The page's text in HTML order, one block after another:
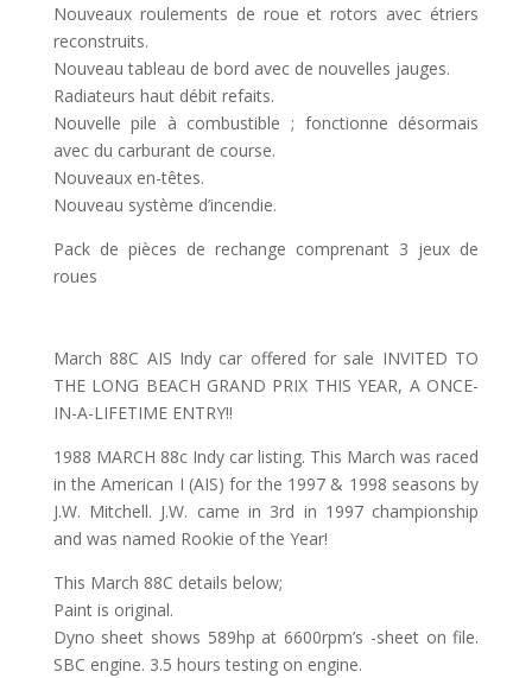
Nouveaux roulements de roue et rotors avec étriers
reconstruits.
Nouveau tableau de bord avec de nouvelles jauges.
Radiateurs haut débit refaits.
Nouvelle pile à combustible ; fonctionne désormais
avec du carburant de course.
Nouveaux en-têtes.
Nouveau système d’incendie.
Pack de pièces de rechange comprenant 3 jeux de
roues
March 88C AIS Indy car offered for sale INVITED TO
THE LONG BEACH GRAND PRIX THIS YEAR, A ONCE-
IN-A-LIFETIME ENTRY!!
1988 MARCH 88c Indy car listing. This March was raced
in the American I (AIS) for the 1997 & 1998 seasons by
J.W. Mitchell. J.W. came in 3rd in 1997 championship
and was named Rookie of the Year!
This March 88C details below;
Paint is original.
Dyno sheet shows 589hp at 6600rpm’s -sheet on file.
SBC engine. 3.5 hours testing on engine.